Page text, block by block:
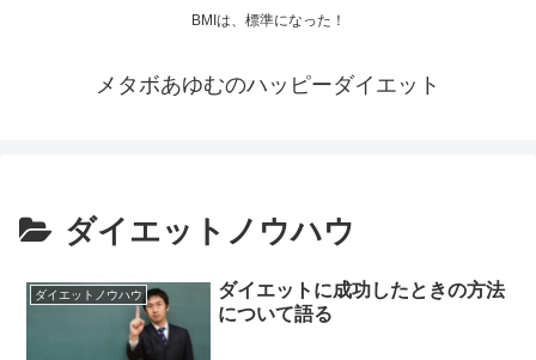
BMIは、標準になった！
メタボあゆむのハッピーダイエット
ダイエットノウハウ
ダイエットノウハウ
ダイエットに成功したときの方法
について語る